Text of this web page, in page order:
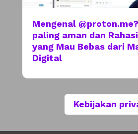
Mengenal
paling aman dan
yang Mau Bebas dari
Digital
Kebijakan